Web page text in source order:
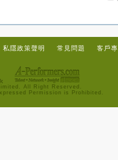
私隱政策聲明 常見問題 客戶
All Right Reserved.
Permission is Prohibited.